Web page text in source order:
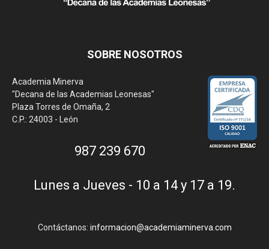
SOBRE NOSOTROS
Academia Minerva
"Decana de las Academias Leonesas"
Plaza Torres de Omaña, 2
C.P.: 24003 - León
987 239 670
Lunes a Jueves - 10 a 14 y 17 a 19.
Contáctanos: informacion@academiaminerva.com